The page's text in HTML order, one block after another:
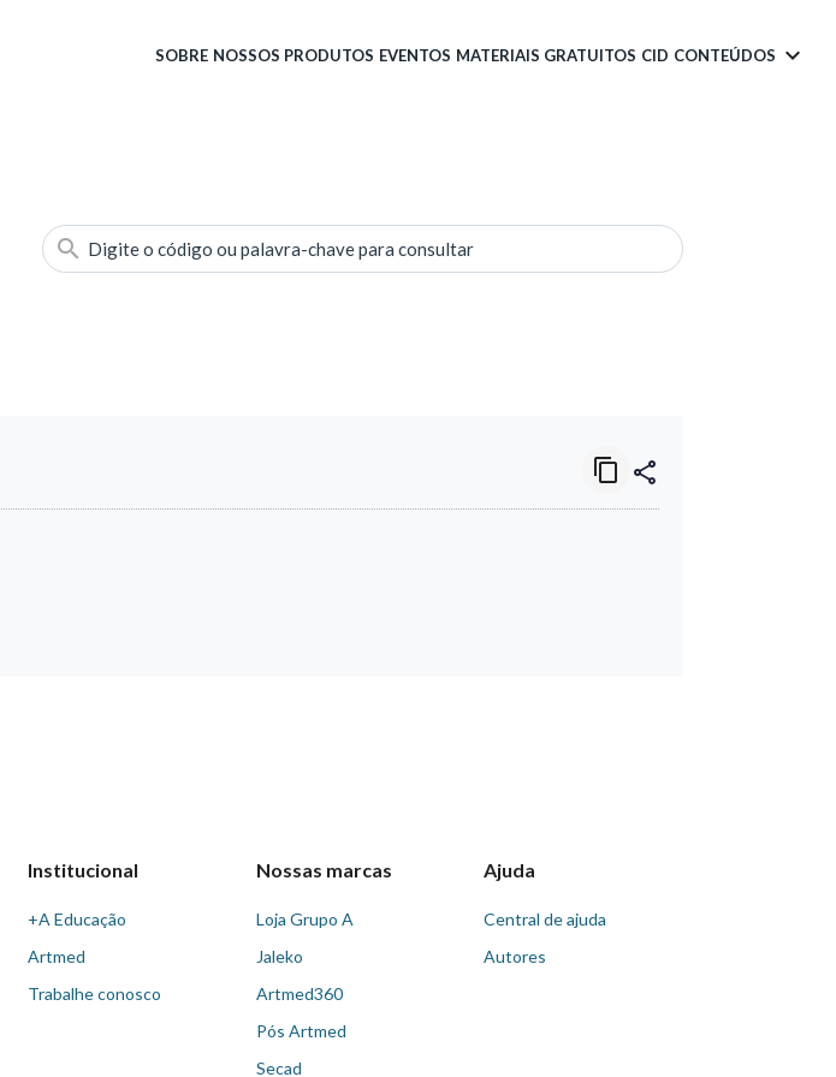
SOBRE NOSSOS PRODUTOS EVENTOS MATERIAIS GRATUITOS CID CONTEÚDOS
Digite o código ou palavra-chave para consultar
Institucional
+A Educação
Artmed
Trabalhe conosco
Nossas marcas
Loja Grupo A
Jaleko
Artmed360
Pós Artmed
Secad
Ajuda
Central de ajuda
Autores